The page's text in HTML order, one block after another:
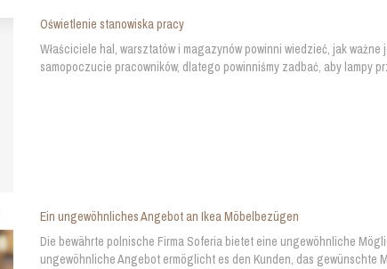
Oświetlenie stanowiska pracy
Właściciele hal, warsztatów i magazynów powinni wiedzieć, jak
samopoczucie pracowników, dlatego powinniśmy zadbać, aby lampy
Ein ungewöhnliches Angebot an Ikea Möbelbezügen
Die bewährte polnische Firma Soferia bietet eine ungewöhnliche
ungewöhnliche Angebot ermöglicht es den Kunden, das gewünschte